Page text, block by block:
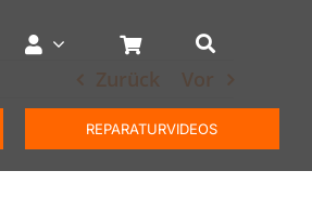
REPARATURVIDEOS
Zurück Vor